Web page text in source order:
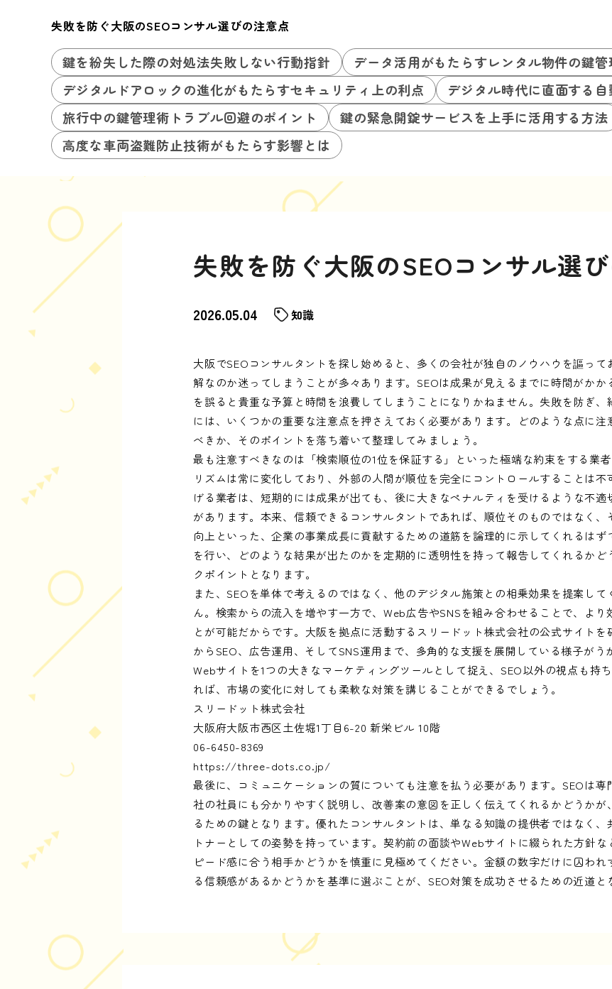
失敗を防ぐ大阪のSEOコンサル選びの注意点
鍵を紛失した際の対処法失敗しない行動指針
データ活用がもたらすレンタル物件の鍵
デジタルドアロックの進化がもたらすセキュリティ上の利点
デジタル時代に直面する
旅行中の鍵管理術トラブル回避のポイント
鍵の緊急開錠サービスを上手に活用する方法
高度な車両盗難防止技術がもたらす影響とは
失敗を防ぐ大阪のSEOコンサル選
2026.05.04 知識
大阪でSEOコンサルタントを探し始めると、多くの会社が独自のノウハウを謳っ
解なのか迷ってしまうことが多々あります。SEOは成果が見えるまでに時間がか
を誤ると貴重な予算と時間を浪費してしまうことになりかねません。失敗を防ぎ、
には、いくつかの重要な注意点を押さえておく必要があります。どのような点に注
べきか、そのポイントを落ち着いて整理してみましょう。
最も注意すべきなのは「検索順位の1位を保証する」といった極端な約束をする業
リズムは常に変化しており、外部の人間が順位を完全にコントロールすることは
げる業者は、短期的には成果が出ても、後に大きなペナルティを受けるような不適
があります。本来、信頼できるコンサルタントであれば、順位そのものではなく
向上といった、企業の事業成長に貢献するための道筋を論理的に示してくれるは
を行い、どのような結果が出たのかを定期的に透明性を持って報告してくれるかど
クポイントとなります。
また、SEOを単体で考えるのではなく、他のデジタル施策との相乗効果を提案し
ん。検索からの流入を増やす一方で、Web広告やSNSを組み合わせることで、より
とが可能だからです。大阪を拠点に活動するスリードット株式会社の公式サイト
からSEO、広告運用、そしてSNS運用まで、多角的な支援を展開している様子がう
Webサイトを1つの大きなマーケティングツールとして捉え、SEO以外の視点も持
れば、市場の変化に対しても柔軟な対策を講じることができるでしょう。
スリードット株式会社
大阪府大阪市西区土佐堀1丁目6-20 新栄ビル 10階
06-6450-8369
https://three-dots.co.jp/
最後に、コミュニケーションの質についても注意を払う必要があります。SEOは専
社の社員にも分かりやすく説明し、改善案の意図を正しく伝えてくれるかどうかが
るための鍵となります。優れたコンサルタントは、単なる知識の提供者ではなく、
トナーとしての姿勢を持っています。契約前の面談やWebサイトに綴られた方針
ピード感に合う相手かどうかを慎重に見極めてください。金額の数字だけに囚わ
る信頼感があるかどうかを基準に選ぶことが、SEO対策を成功させるための近道と